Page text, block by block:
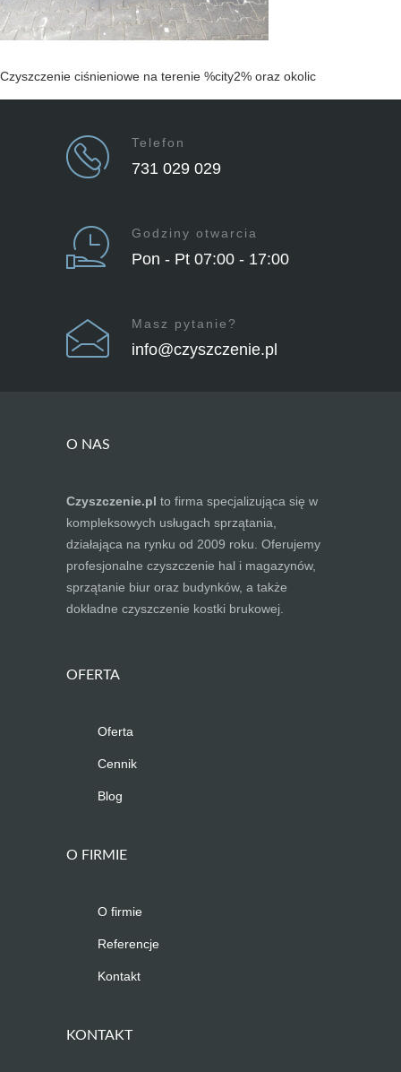
Czyszczenie ciśnieniowe na terenie %city2% oraz okolic
Telefon
731 029 029
Godziny otwarcia
Pon - Pt 07:00 - 17:00
Masz pytanie?
info@czyszczenie.pl
O NAS
Czyszczenie.pl to firma specjalizująca się w
kompleksowych usługach sprzątania,
działająca na rynku od 2009 roku. Oferujemy
profesjonalne czyszczenie hal i magazynów,
sprzątanie biur oraz budynków, a także
dokładne czyszczenie kostki brukowej.
OFERTA
Oferta
Cennik
Blog
O FIRMIE
O firmie
Referencje
Kontakt
KONTAKT